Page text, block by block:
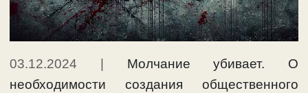
03.12.2024
Молчание убивает. О
необходимости создания общественного